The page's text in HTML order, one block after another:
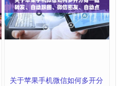
关于苹果手机微信如何多开分